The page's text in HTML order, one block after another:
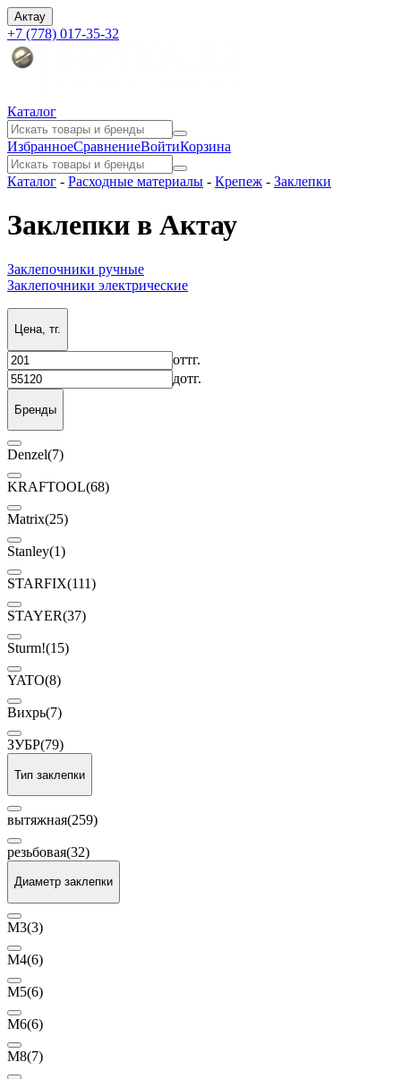
Актау
+7 (778) 017-35-32
Каталог
ИзбранноеСравнениеВойтиКорзина
Каталог - Расходные материалы - Крепеж - Заклепки
Заклепки в Актау
Заклепочники ручные
Заклепочники электрические
Цена, тг.
оттг.
дотг.
Бренды
Denzel(7)
KRAFTOOL(68)
Matrix(25)
Stanley(1)
STARFIX(111)
STAYER(37)
Sturm!(15)
YATO(8)
Вихрь(7)
ЗУБР(79)
Тип заклепки
вытяжная(259)
резьбовая(32)
Диаметр заклепки
М3(3)
М4(6)
М5(6)
М6(6)
М8(7)